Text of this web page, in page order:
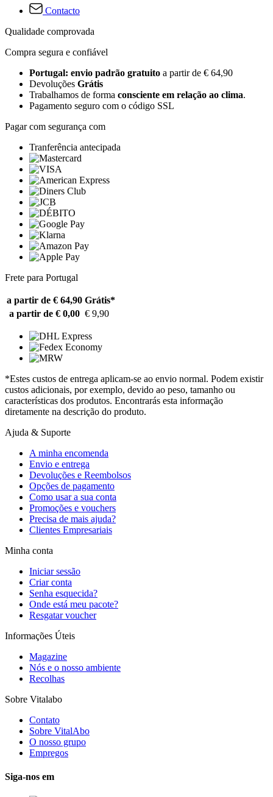
Contacto
Qualidade comprovada
Compra segura e confiável
Portugal: envio padrão gratuito a partir de € 64,90
Devoluções Grátis
Trabalhamos de forma consciente em relação ao clima.
Pagamento seguro com o código SSL
Pagar com segurança com
Tranferência antecipada
Frete para Portugal
a partir de € 64,90 Grátis*
a partir de € 0,00 € 9,90
*Estes custos de entrega aplicam-se ao envio normal. Podem existir
custos adicionais, por exemplo, devido ao peso, tamanho ou
características dos produtos. Encontrarás esta informação
diretamente na descrição do produto.
Ajuda & Suporte
A minha encomenda
Envio e entrega
Devoluções e Reembolsos
Opções de pagamento
Como usar a sua conta
Promoções e vouchers
Precisa de mais ajuda?
Clientes Empresariais
Minha conta
Iniciar sessão
Criar conta
Senha esquecida?
Onde está meu pacote?
Resgatar voucher
Informações Úteis
Magazine
Nós e o nosso ambiente
Recolhas
Sobre Vitalabo
Contato
Sobre VitalAbo
O nosso grupo
Empregos
Siga-nos em